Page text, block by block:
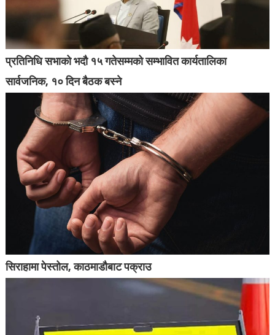
प्रतिनिधि सभाको भदौ १५ गतेसम्मको सम्भावित कार्यतालिका
सार्वजनिक, १० दिन बैठक बस्ने
सिराहामा पेस्तोल, काठमाडौबाट पक्राउ